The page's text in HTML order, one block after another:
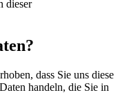
dieser
dass Sie uns diese
handeln, die Sie in